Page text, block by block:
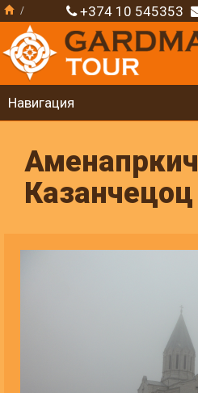
+374 10 545353
Навигация
Аменапркич
Казанчецоц